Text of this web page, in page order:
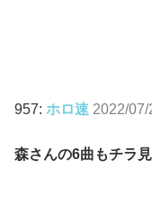
957: ホロ速 2022/
森さんの6曲もチラ